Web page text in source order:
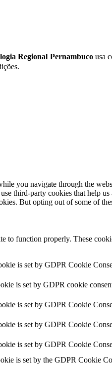
Regional Pernambucousa
you navigate through the
third-party cookies that help
But opting out of some of
to function properly. These
is set by GDPR Cookie
is set by GDPR cookie
is set by GDPR Cookie
is set by GDPR Cookie
is set by GDPR Cookie
is set by the GDPR Cookie